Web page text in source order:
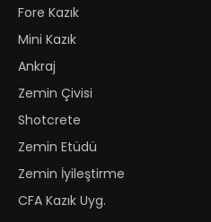
Fore Kazık
Mini Kazık
Ankraj
Zemin Çivisi
Shotcrete
Zemin Etüdü
Zemin İyileştirme
CFA Kazık Uyg.